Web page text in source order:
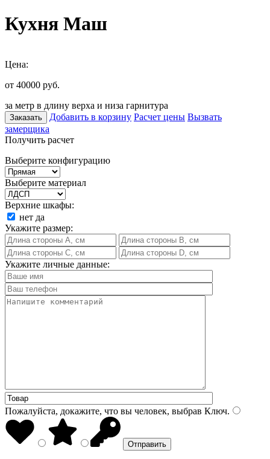
Кухня Маш
Цена:
от 40000 руб.
за метр в длину верха и низа гарнитура
Заказать Добавить в корзину Расчет цены Вызвать
замерщика
Получить расчет
Выберите конфигурацию
Выберите материал
Верхние шкафы:
нет да
Укажите размер:
Укажите личные данные:
Пожалуйста, докажите, что вы человек, выбрав Ключ.